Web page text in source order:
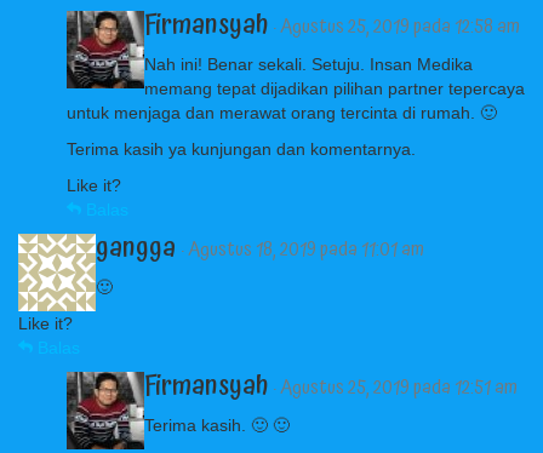
Firmansyah· Agustus 25, 2019 pada 12:58 am
Nah ini! Benar sekali. Setuju. Insan Medika
memang tepat dijadikan pilihan partner tepercaya
untuk menjaga dan merawat orang tercinta di rumah. 🙂
Terima kasih ya kunjungan dan komentarnya.
Like it?
Balas
gangga · Agustus 18, 2019 pada 11:01 am
🙂
Like it?
Balas
Firmansyah· Agustus 25, 2019 pada 12:51 am
Terima kasih. 🙂 🙂